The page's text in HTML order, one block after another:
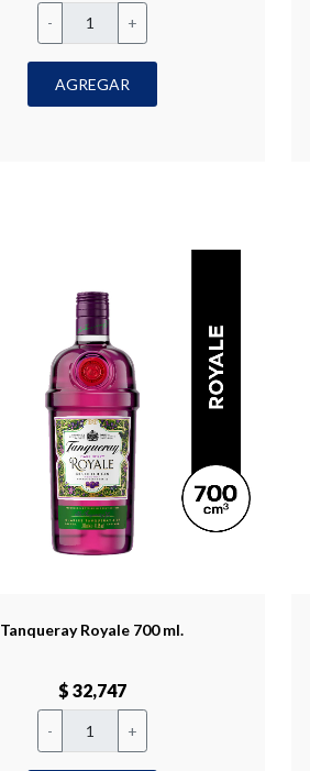
- +
AGREGAR
Tanqueray Royale 700 ml.
$ 32,747
- +